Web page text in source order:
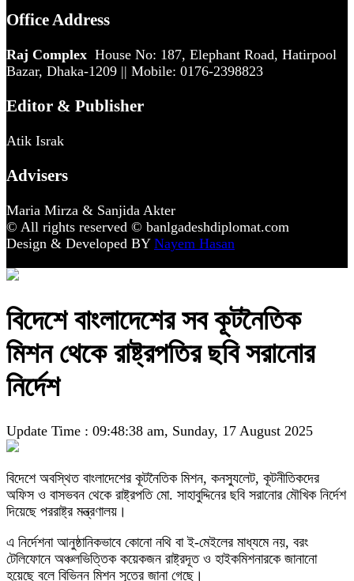
Office Address
Raj Complex House No: 187, Elephant Road, Hatirpool
Bazar, Dhaka-1209 || Mobile: 0176-2398823
Editor & Publisher
Atik Israk
Advisers
Maria Mirza & Sanjida Akter
© All rights reserved © banlgadeshdiplomat.com
Design & Developed BY Nayem Hasan
বিদেশে বাংলাদেশের সব কূটনৈতিক
মিশন থেকে রাষ্ট্রপতির ছবি সরানোর
নির্দেশ
Update Time : 09:48:38 am, Sunday, 17 August 2025
বিদেশে অবস্থিত বাংলাদেশের কূটনৈতিক মিশন, কনস্যুলেট, কূটনীতিকদের
অফিস ও বাসভবন থেকে রাষ্ট্রপতি মো. সাহাবুদ্দিনের ছবি সরানোর মৌখিক নির্দেশ
দিয়েছে পররাষ্ট্র মন্ত্রণালয়।
এ নির্দেশনা আনুষ্ঠানিকভাবে কোনো নথি বা ই-মেইলের মাধ্যমে নয়, বরং
টেলিফোনে অঞ্চলভিত্তিক কয়েকজন রাষ্ট্রদূত ও হাইকমিশনারকে জানানো
হয়েছে বলে বিভিন্ন মিশন সূত্রে জানা গেছে।